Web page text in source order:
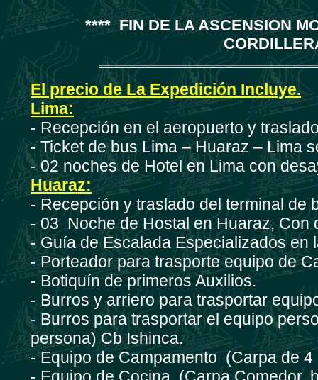
**** FIN DE LA ASCENSION
El precio de La Expedición Incluye.
Lima:
- Recepción en el aeropuerto y
- Ticket de bus Lima – Huaraz – Lima
- 02 noches de Hotel en Lima con
Huaraz:
- Recepción y traslado del terminal de
- 03 Noche de Hostal en Huaraz, Con
- Guía de Escalada Especializados en
- Porteador para trasporte equipo de
- Botiquín de primeros Auxilios.
- Burros y arriero para trasportar
- Burros para trasportar el equipo
persona) Cb Ishinca.
- Equipo de Campamento (Carpa de